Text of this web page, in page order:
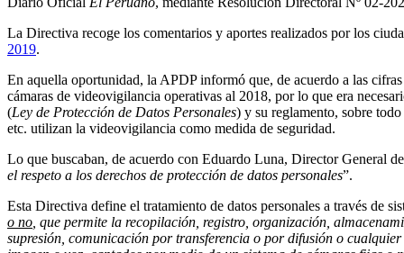
La Directiva recoge los comentarios y aportes realizados por los
2019.
En aquella oportunidad, la APDP informó que, de acuerdo a las
cámaras de videovigilancia operativas al 2018, por lo que era
(Ley de Protección de Datos Personales) y su reglamento, sobre
etc. utilizan la videovigilancia como medida de seguridad.
Lo que buscaban, de acuerdo con Eduardo Luna, Director General
el respeto a los derechos de protección de datos personales”.
Esta Directiva define el tratamiento de datos personales a través de
o no , que permite la recopilación, registro, organización,
supresión, comunicación por transferencia o por difusión o